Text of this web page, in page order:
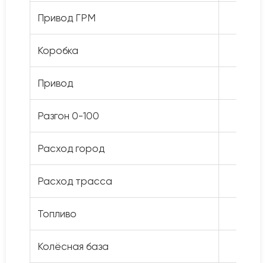
Привод ГРМ
Коробка
Привод
Разгон 0-100
Расход город
Расход трасса
Топливо
Колёсная база